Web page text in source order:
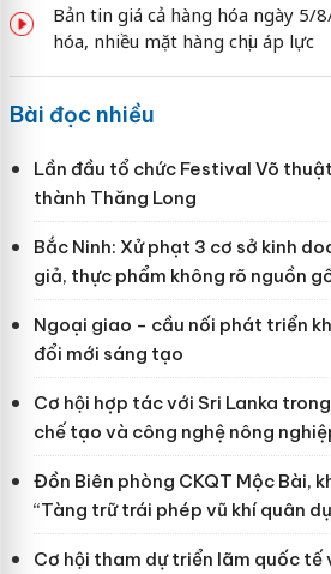
Bản tin giá cả hàng hóa ngày 5/
hóa, nhiều mặt hàng chịu áp lực
Bài đọc nhiều
Lần đầu tổ chức Festival Võ
thành Thăng Long
Bắc Ninh: Xử phạt 3 cơ sở kinh
giả, thực phẩm không rõ nguồn
Ngoại giao - cầu nối phát triển
đổi mới sáng tạo
Cơ hội hợp tác với Sri Lanka
chế tạo và công nghệ nông
Đồn Biên phòng CKQT Mộc Bài,
“Tàng trữ trái phép vũ khí quân
Cơ hội tham dự triển lãm quốc tế